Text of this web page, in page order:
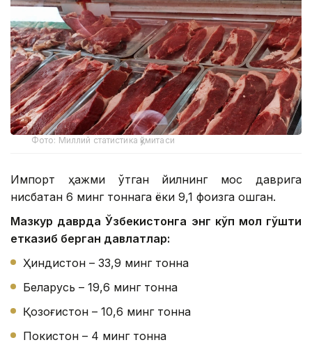
Фото: Миллий статистика қўмитаси
Импорт ҳажми ўтган йилнинг мос даврига
нисбатан 6 минг тоннага ёки 9,1 фоизга ошган.
Мазкур даврда Ўзбекистонга энг кўп мол гўшти
етказиб берган давлатлар:
Ҳиндистон – 33,9 минг тонна
Беларусь – 19,6 минг тонна
Қозоғистон – 10,6 минг тонна
Покистон – 4 минг тонна